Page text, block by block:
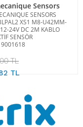
Sensors
SENSORS
XS1 M8-U42MM-
24V DC 2M KABLO
SENSÖR
TL
TL